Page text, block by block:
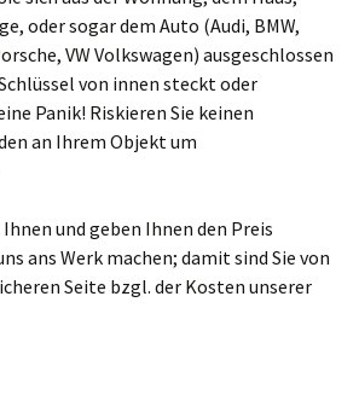
oder sogar dem Auto (Audi, BMW,
VW Volkswagen) ausgeschlossen
von innen steckt oder
Panik! Riskieren Sie keinen
an Ihrem Objekt um
und geben Ihnen den Preis
ans Werk machen; damit sind Sie von
Seite bzgl. der Kosten unserer